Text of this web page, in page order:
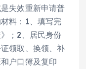
失效重新申请普
料：1、填写完
；2、居民身份
领取、换领、补
户口簿及复印